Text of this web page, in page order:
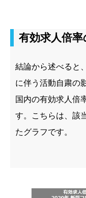
有効求人倍率
結論から述べると
に伴う活動自粛の
国内の有効求人倍
す。
こちらは、該
たグラフです。